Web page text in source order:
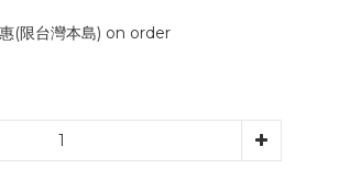
(限台灣本島) on order